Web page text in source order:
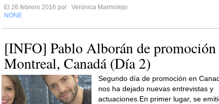
El 26 febrero 2016 por
Verónica Marmolejo
NONE
[INFO] Pablo Alborán de promoción
Montreal, Canadá (Día 2)
Segundo día de promoción en
nos ha dejado nuevas entrevistas y
actuaciones.En primer lugar, se